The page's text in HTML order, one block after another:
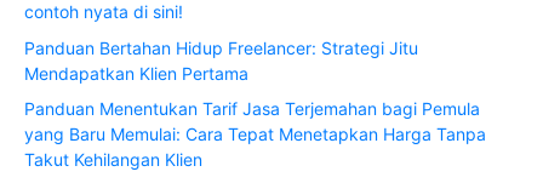
contoh nyata di sini!
Panduan Bertahan Hidup Freelancer: Strategi Jitu
Mendapatkan Klien Pertama
Panduan Menentukan Tarif Jasa Terjemahan bagi Pemula
yang Baru Memulai: Cara Tepat Menetapkan Harga Tanpa
Takut Kehilangan Klien